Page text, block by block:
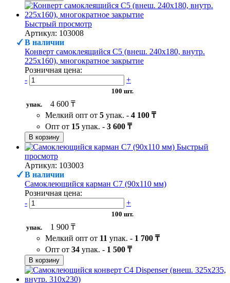
Быстрый просмотр
Артикул: 103008
В наличии
Конверт самоклеящийся С5 (внеш. 240х180, внутр.
225х160), многократное закрытие
Розничная цена:
-
+
100 шт.
упак.
4 600 ₸
Мелкий опт от 5 упак. - 4 100 ₸
Опт от 15 упак. - 3 600 ₸
В корзину
Быстрый
просмотр
Артикул: 103003
В наличии
Самоклеющийся карман C7 (90х110 мм)
Розничная цена:
-
+
100 шт.
упак.
1 900 ₸
Мелкий опт от 11 упак. - 1 700 ₸
Опт от 34 упак. - 1 500 ₸
В корзину